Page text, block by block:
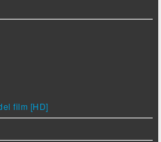
film [HD]